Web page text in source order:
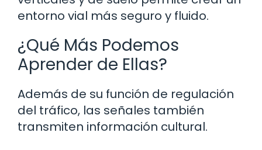
entorno vial más seguro y fluido.
¿Qué Más Podemos
Aprender de Ellas?
Además de su función de regulación
del tráfico, las señales también
transmiten información cultural.